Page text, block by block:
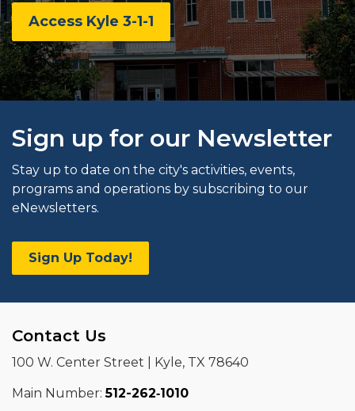
Access Kyle 3-1-1
Sign up for our Newsletter
Stay up to date on the city's activities, events,
programs and operations by subscribing to our
eNewsletters.
Sign Up Today!
Contact Us
100 W. Center Street | Kyle, TX 78640
Main Number:512-262‑1010